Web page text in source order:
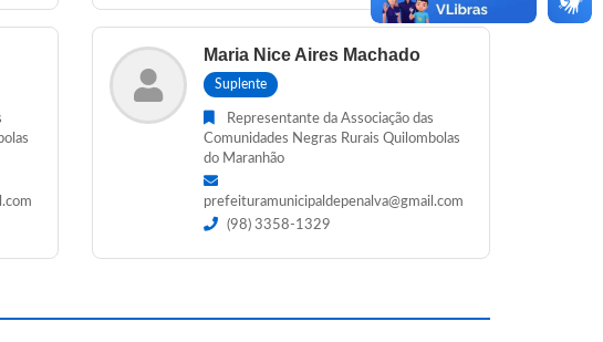
Maria Nice Aires Machado
Suplente
Representante da Associação das
Comunidades Negras Rurais Quilombolas
do Maranhão
prefeituramunicipaldepenalva@gmail.com
(98) 3358-1329